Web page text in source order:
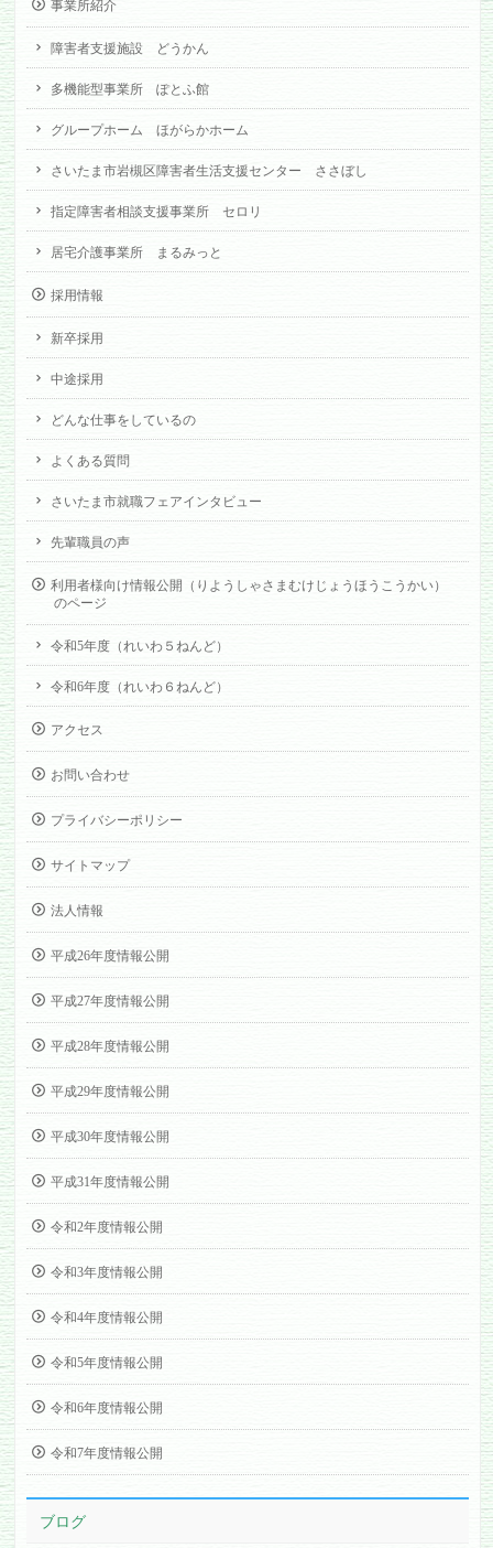
事業所紹介
障害者支援施設 どうかん
多機能型事業所 ぽとふ館
グループホーム ほがらかホーム
さいたま市岩槻区障害者生活支援センター ささぼし
指定障害者相談支援事業所 セロリ
居宅介護事業所 まるみっと
採用情報
新卒採用
中途採用
どんな仕事をしているの
よくある質問
さいたま市就職フェアインタビュー
先輩職員の声
利用者様向け情報公開（りようしゃさまむけじょうほうこうかい）
のページ
令和5年度（れいわ５ねんど）
令和6年度（れいわ６ねんど）
アクセス
お問い合わせ
プライバシーポリシー
サイトマップ
法人情報
平成26年度情報公開
平成27年度情報公開
平成28年度情報公開
平成29年度情報公開
平成30年度情報公開
平成31年度情報公開
令和2年度情報公開
令和3年度情報公開
令和4年度情報公開
令和5年度情報公開
令和6年度情報公開
令和7年度情報公開
ブログ